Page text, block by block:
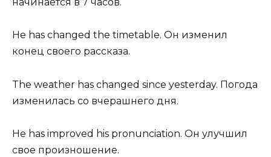
Не has changed the timetable. Он изменил
конец своего рассказа.
The weather has changed since yesterday. Погода
изменилась со вчерашнего дня.
Не has improved his pronunciation. Он улучшил
свое произношение.